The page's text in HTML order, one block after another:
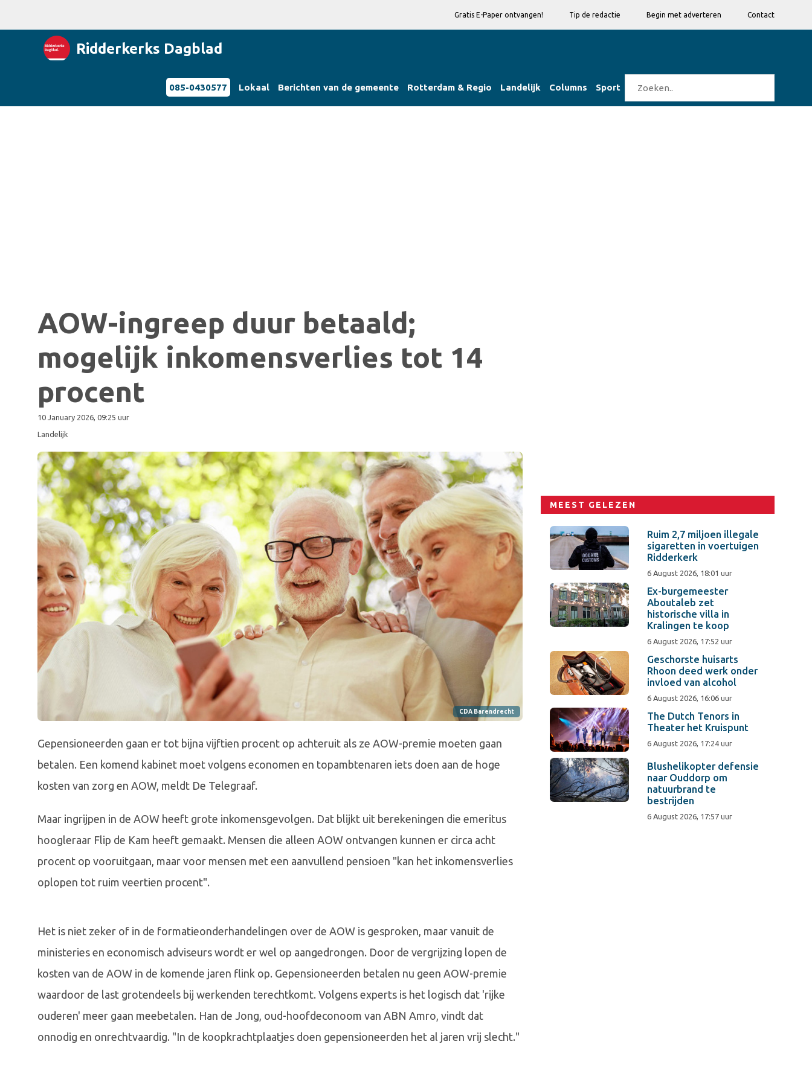
Gratis E-Paper ontvangen! Tip de redactie Begin met adverteren Contact
Ridderkerks Dagblad
085-0430577 Lokaal Berichten van de gemeente Rotterdam & Regio Landelijk Columns Sport
AOW-ingreep duur betaald;
mogelijk inkomensverlies tot 14
procent
10 January 2026, 09:25 uur
Landelijk
CDA Barendrecht
Gepensioneerden gaan er tot bijna vijftien procent op achteruit als ze AOW-premie moeten gaan
betalen. Een komend kabinet moet volgens economen en topambtenaren iets doen aan de hoge
kosten van zorg en AOW, meldt De Telegraaf.
Maar ingrijpen in de AOW heeft grote inkomensgevolgen. Dat blijkt uit berekeningen die emeritus
hoogleraar Flip de Kam heeft gemaakt. Mensen die alleen AOW ontvangen kunnen er circa acht
procent op vooruitgaan, maar voor mensen met een aanvullend pensioen "kan het inkomensverlies
oplopen tot ruim veertien procent".
Het is niet zeker of in de formatieonderhandelingen over de AOW is gesproken, maar vanuit de
ministeries en economisch adviseurs wordt er wel op aangedrongen. Door de vergrijzing lopen de
kosten van de AOW in de komende jaren flink op. Gepensioneerden betalen nu geen AOW-premie
waardoor de last grotendeels bij werkenden terechtkomt. Volgens experts is het logisch dat 'rijke
ouderen' meer gaan meebetalen. Han de Jong, oud-hoofdeconoom van ABN Amro, vindt dat
onnodig en onrechtvaardig. "In de koopkrachtplaatjes doen gepensioneerden het al jaren vrij slecht."
MEEST GELEZEN
Ruim 2,7 miljoen illegale
sigaretten in voertuigen
Ridderkerk
6 August 2026, 18:01 uur
Ex-burgemeester
Aboutaleb zet
historische villa in
Kralingen te koop
6 August 2026, 17:52 uur
Geschorste huisarts
Rhoon deed werk onder
invloed van alcohol
6 August 2026, 16:06 uur
The Dutch Tenors in
Theater het Kruispunt
6 August 2026, 17:24 uur
Blushelikopter defensie
naar Ouddorp om
natuurbrand te
bestrijden
6 August 2026, 17:57 uur